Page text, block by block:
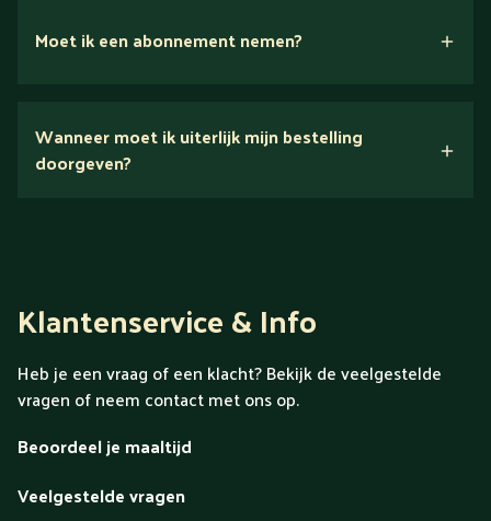
Ontdek alles over Gold
Moet ik een abonnement nemen?
Wanneer moet ik uiterlijk mijn bestelling
doorgeven?
Klantenservice & Info
Heb je een vraag of een klacht? Bekijk de veelgestelde
vragen of neem contact met ons op.
Beoordeel je maaltijd
Veelgestelde vragen